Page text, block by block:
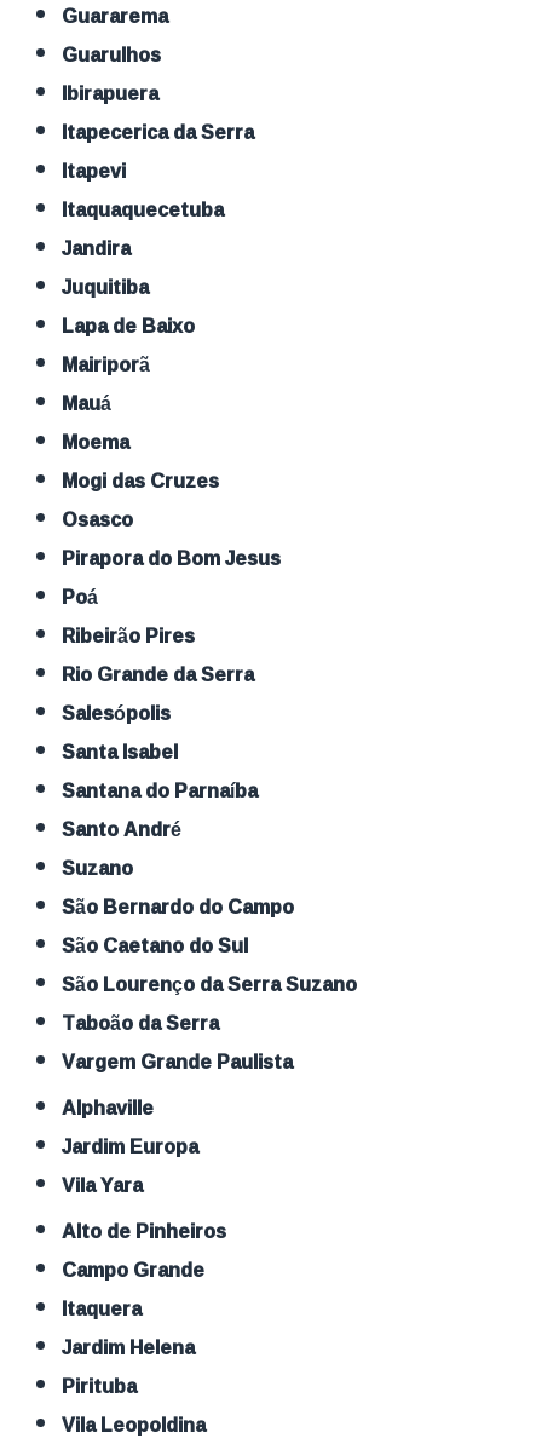
Guararema
Guarulhos
Ibirapuera
Itapecerica da Serra
Itapevi
Itaquaquecetuba
Jandira
Juquitiba
Lapa de Baixo
Mairiporã
Mauá
Moema
Mogi das Cruzes
Osasco
Pirapora do Bom Jesus
Poá
Ribeirão Pires
Rio Grande da Serra
Salesópolis
Santa Isabel
Santana do Parnaíba
Santo André
Suzano
São Bernardo do Campo
São Caetano do Sul
São Lourenço da Serra Suzano
Taboão da Serra
Vargem Grande Paulista
Alphaville
Jardim Europa
Vila Yara
Alto de Pinheiros
Campo Grande
Itaquera
Jardim Helena
Pirituba
Vila Leopoldina